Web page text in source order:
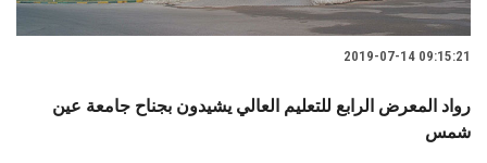
2019-07-14 09:15:21
رواد المعرض الرابع للتعليم العالي يشيدون بجناح جامعة عين
شمس